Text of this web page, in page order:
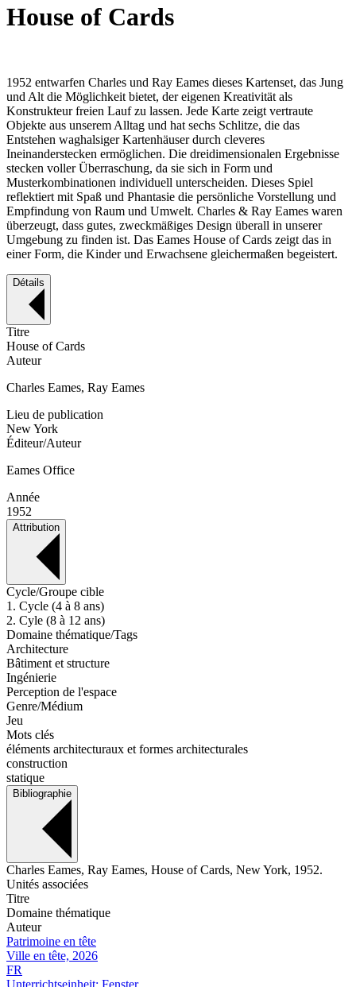
House of Cards
1952 entwarfen Charles und Ray Eames dieses Kartenset, das Jung
und Alt die Möglichkeit bietet, der eigenen Kreativität als
Konstrukteur freien Lauf zu lassen. Jede Karte zeigt vertraute
Objekte aus unserem Alltag und hat sechs Schlitze, die das
Entstehen waghalsiger Kartenhäuser durch cleveres
Ineinanderstecken ermöglichen. Die dreidimensionalen Ergebnisse
stecken voller Überraschung, da sie sich in Form und
Musterkombinationen individuell unterscheiden. Dieses Spiel
reflektiert mit Spaß und Phantasie die persönliche Vorstellung und
Empfindung von Raum und Umwelt. Charles & Ray Eames waren
überzeugt, dass gutes, zweckmäßiges Design überall in unserer
Umgebung zu finden ist. Das Eames House of Cards zeigt das in
einer Form, die Kinder und Erwachsene gleichermaßen begeistert.
Détails
Titre
House of Cards
Auteur
Charles Eames, Ray Eames
Lieu de publication
New York
Éditeur/Auteur
Eames Office
Année
1952
Attribution
Cycle/Groupe cible
1. Cycle (4 à 8 ans)
2. Cyle (8 à 12 ans)
Domaine thématique/Tags
Architecture
Bâtiment et structure
Ingénierie
Perception de l'espace
Genre/Médium
Jeu
Mots clés
éléments architecturaux et formes architecturales
construction
statique
Bibliographie
Charles Eames, Ray Eames, House of Cards, New York, 1952.
Unités associées
Titre
Domaine thématique
Auteur
Patrimoine en tête
Ville en tête, 2026
FR